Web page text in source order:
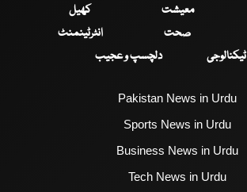
معیشت
کھیل
صحت
انٹرٹینمنٹ
ٹیکنالوجی
دلچسپ و عجیب
Pakistan News in Urdu
Sports News in Urdu
Business News in Urdu
Tech News in Urdu